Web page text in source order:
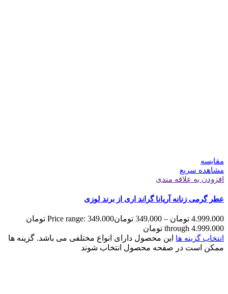
مقایسه
مشاهده سریع
افزودن به علاقه مندی
عطر گرمی زنانه آریانا گراند اری از برند لوزی
4.999.000 تومان –
349.000 تومان
Price range: 349.000 تومان
through 4.999.000 تومان
انتخاب گزینه ها
این محصول دارای انواع مختلفی می باشد. گزینه ها
ممکن است در صفحه محصول انتخاب شوند